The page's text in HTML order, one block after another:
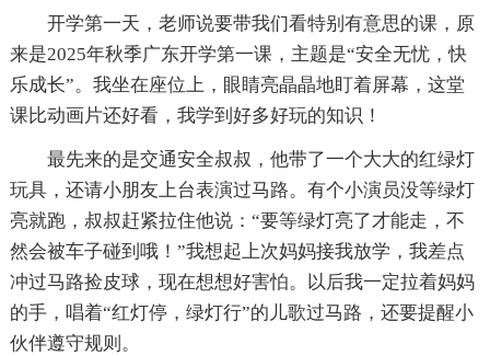
开学第一天，老师说要带我们看特别有意思的课，原
来是2025年秋季广东开学第一课，主题是“安全无忧，快
乐成长”。我坐在座位上，眼睛亮晶晶地盯着屏幕，这堂
课比动画片还好看，我学到好多好玩的知识！
最先来的是交通安全叔叔，他带了一个大大的红绿灯
玩具，还请小朋友上台表演过马路。有个小演员没等绿灯
亮就跑，叔叔赶紧拉住他说：“要等绿灯亮了才能走，不
然会被车子碰到哦！”我想起上次妈妈接我放学，我差点
冲过马路捡皮球，现在想想好害怕。以后我一定拉着妈妈
的手，唱着“红灯停，绿灯行”的儿歌过马路，还要提醒小
伙伴遵守规则。